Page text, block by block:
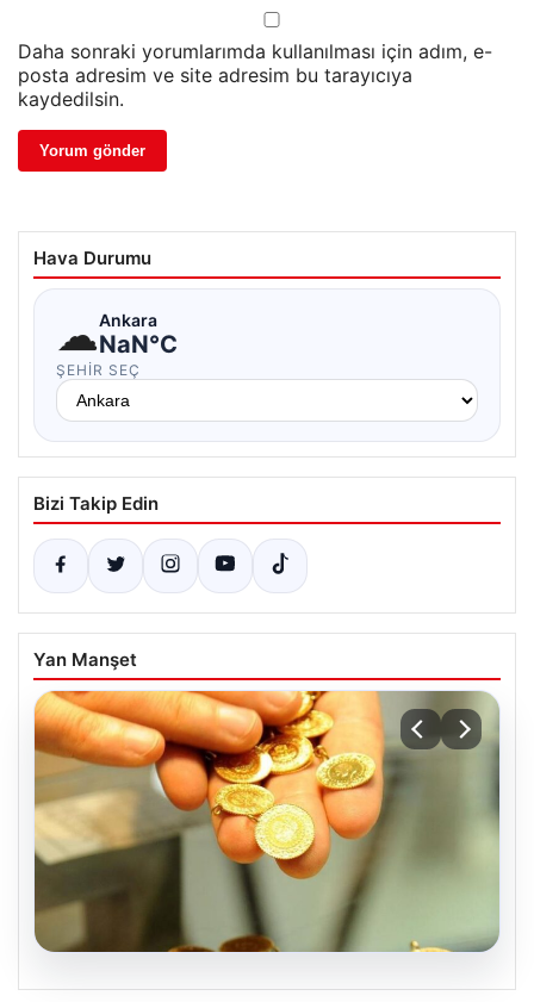
Daha sonraki yorumlarımda kullanılması için adım, e-
posta adresim ve site adresim bu tarayıcıya
kaydedilsin.
Hava Durumu
☁Ankara
NaN°C
ŞEHIR SEÇ
Bizi Takip Edin
Yan Manşet